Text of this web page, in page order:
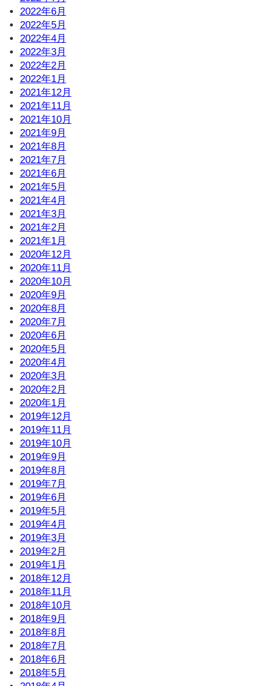
2022年6月
2022年5月
2022年4月
2022年3月
2022年2月
2022年1月
2021年12月
2021年11月
2021年10月
2021年9月
2021年8月
2021年7月
2021年6月
2021年5月
2021年4月
2021年3月
2021年2月
2021年1月
2020年12月
2020年11月
2020年10月
2020年9月
2020年8月
2020年7月
2020年6月
2020年5月
2020年4月
2020年3月
2020年2月
2020年1月
2019年12月
2019年11月
2019年10月
2019年9月
2019年8月
2019年7月
2019年6月
2019年5月
2019年4月
2019年3月
2019年2月
2019年1月
2018年12月
2018年11月
2018年10月
2018年9月
2018年8月
2018年7月
2018年6月
2018年5月